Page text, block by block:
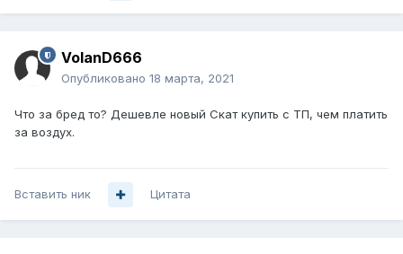
VolanD666
Опубликовано 18 марта, 2021
Что за бред то? Дешевле новый Скат купить с ТП, чем платить
за воздух.
Вставить ник Цитата